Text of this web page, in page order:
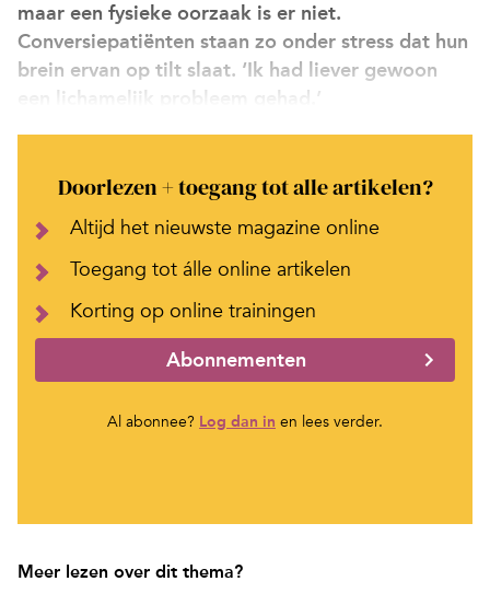
maar een fysieke oorzaak is er niet.
Conversiepatiënten staan zo onder stress dat hun
brein ervan op tilt slaat. ‘Ik had liever gewoon
een lichamelijk probleem gehad.’
Doorlezen + toegang tot alle artikelen?
Altijd het nieuwste magazine online
Toegang tot álle online artikelen
Korting op online trainingen
Abonnementen
Al abonnee? Log dan in en lees verder.
Meer lezen over dit thema?